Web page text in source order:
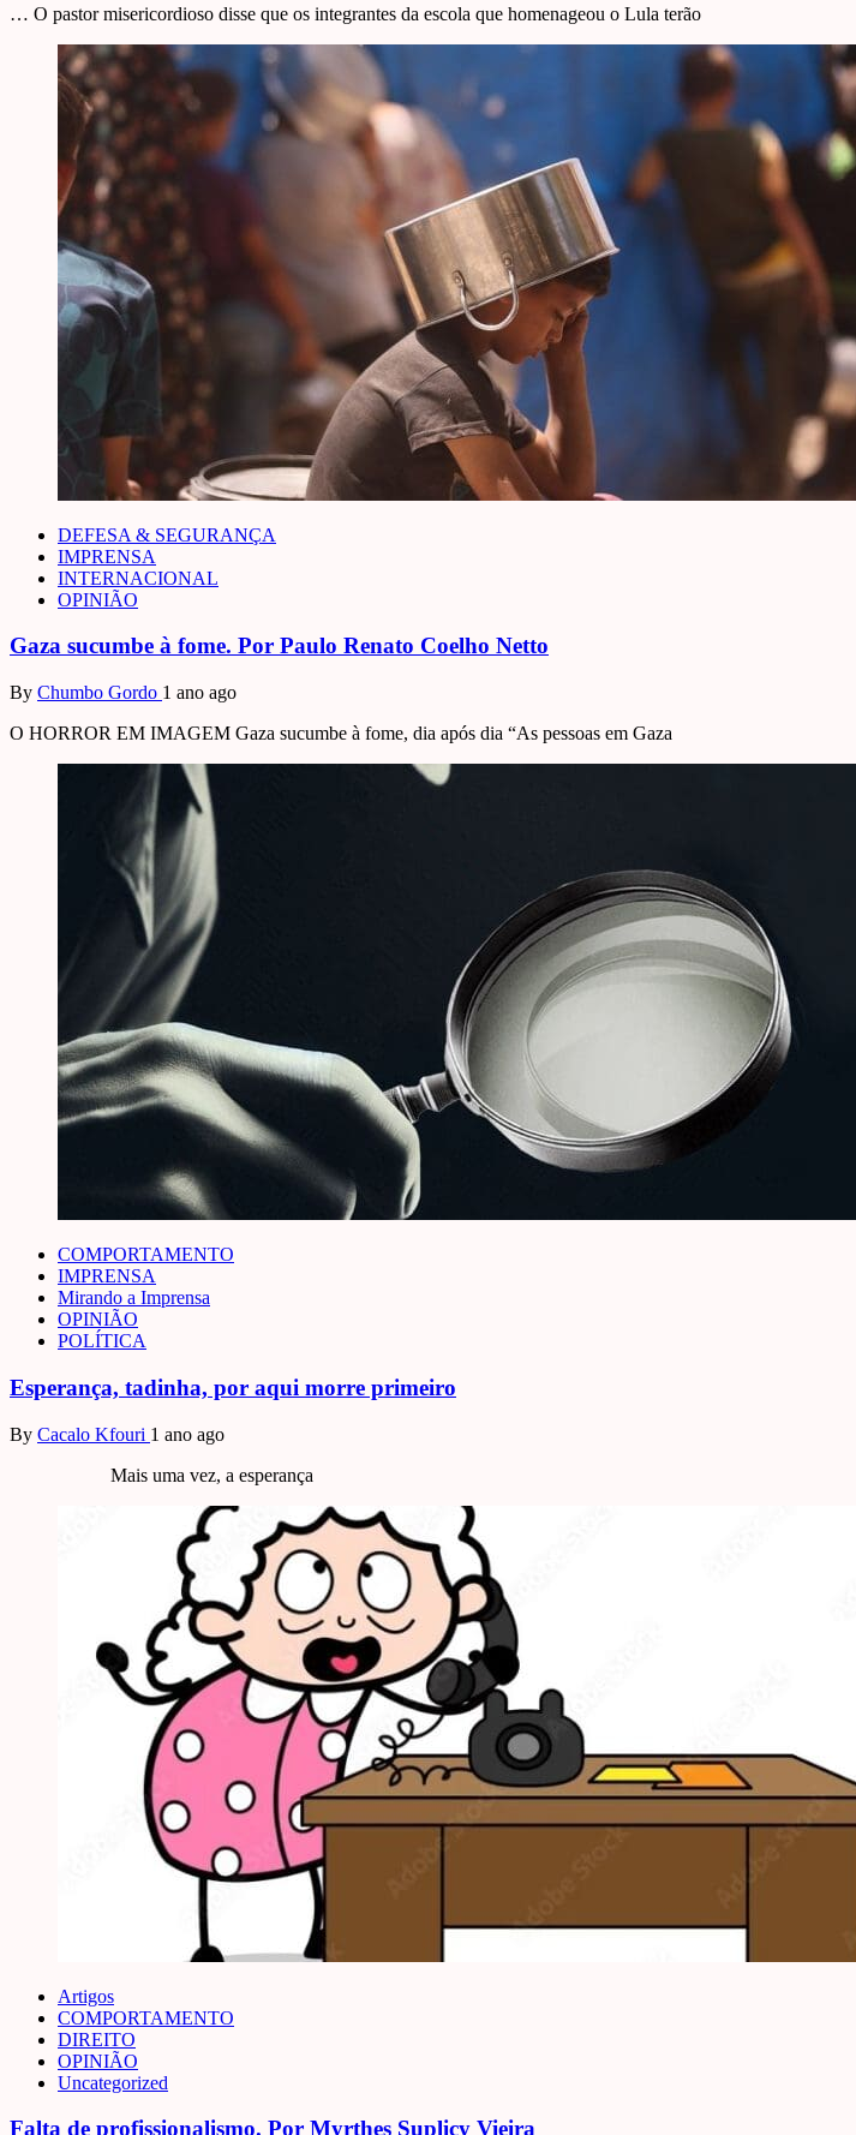
… O pastor misericordioso disse que os integrantes da escola que homenageou o Lula terão
DEFESA & SEGURANÇA
IMPRENSA
INTERNACIONAL
OPINIÃO
Gaza sucumbe à fome. Por Paulo Renato Coelho Netto
By Chumbo Gordo 1 ano ago
O HORROR EM IMAGEM Gaza sucumbe à fome, dia após dia “As pessoas em Gaza
COMPORTAMENTO
IMPRENSA
Mirando a Imprensa
OPINIÃO
POLÍTICA
Esperança, tadinha, por aqui morre primeiro
By Cacalo Kfouri 1 ano ago
Mais uma vez, a esperança
Artigos
COMPORTAMENTO
DIREITO
OPINIÃO
Uncategorized
Falta de profissionalismo. Por Myrthes Suplicy Vieira